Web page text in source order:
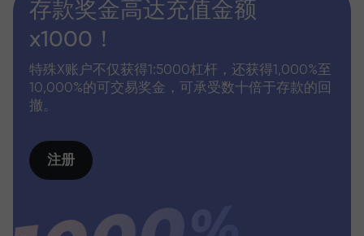
存款奖金高达充值金额
x1000！
特殊X账户不仅获得1:5000杠杆，还获得1,000%至
10,000%的可交易奖金，可承受数十倍于存款的回
撤。
注册